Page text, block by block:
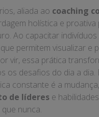
aliada ao coaching
holística e proativa
Ao capacitar indivíduos
permitem visualizar e
vir, essa prática
os desafios do dia a dia.
constante é a
de líderes e
nunca.